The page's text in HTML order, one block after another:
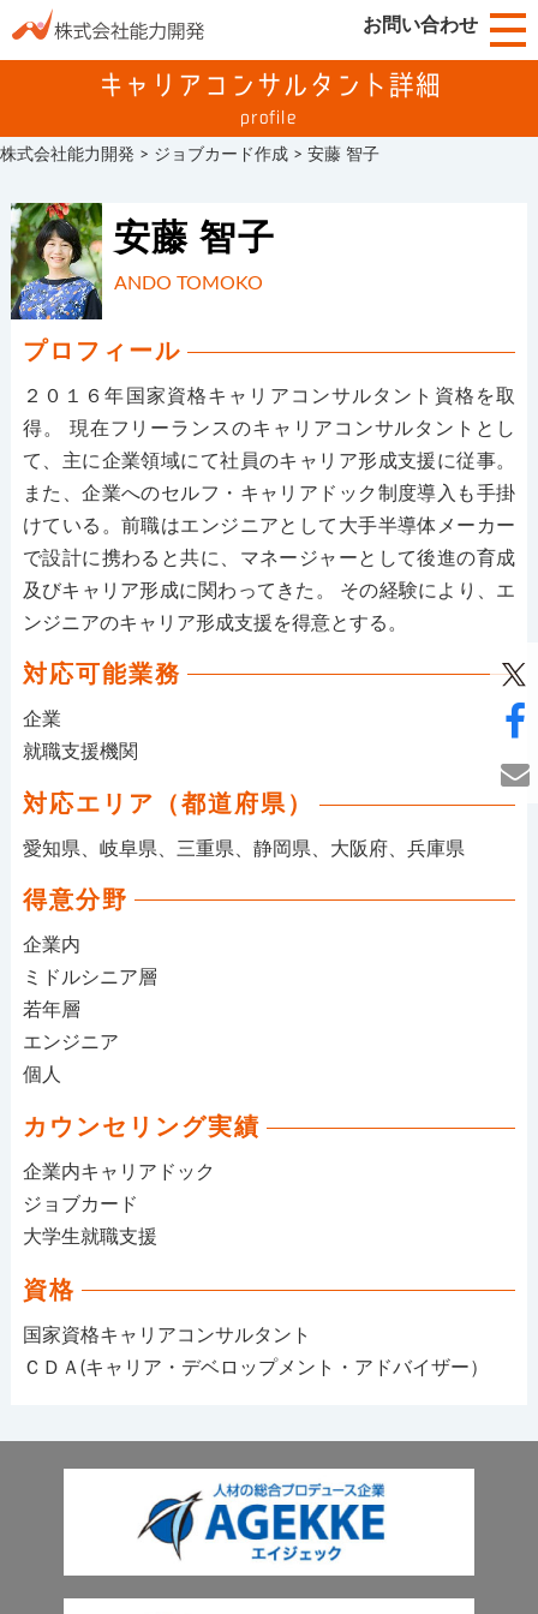
お問い合わせ
キャリアコンサルタント詳細
profile
株式会社能力開発 > ジョブカード作成 > 安藤 智子
安藤 智子
ANDO TOMOKO
プロフィール
２０１６年国家資格キャリアコンサルタント資格を取
得。 現在フリーランスのキャリアコンサルタントとし
て、主に企業領域にて社員のキャリア形成支援に従事。
また、企業へのセルフ・キャリアドック制度導入も手掛
けている。前職はエンジニアとして大手半導体メーカー
で設計に携わると共に、マネージャーとして後進の育成
及びキャリア形成に関わってきた。 その経験により、エ
ンジニアのキャリア形成支援を得意とする。
対応可能業務
企業
就職支援機関
対応エリア（都道府県）
愛知県、岐阜県、三重県、静岡県、大阪府、兵庫県
得意分野
企業内
ミドルシニア層
若年層
エンジニア
個人
カウンセリング実績
企業内キャリアドック
ジョブカード
大学生就職支援
資格
国家資格キャリアコンサルタント
ＣＤＡ(キャリア・デベロップメント・アドバイザー）